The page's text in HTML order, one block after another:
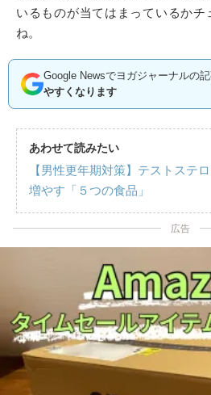
いるものが当てはまっているかチ
ね。
Google Newsでヨガジャーナルの
やすくなります
あわせて読みたい
【男性更年期対策】テストステ
増やす「５つの食品」
広告